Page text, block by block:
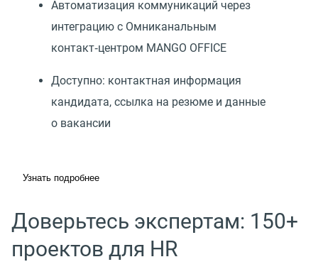
Автоматизация коммуникаций через
интеграцию с Омниканальным
контакт‑центром MANGO OFFICE
Доступно: контактная информация
кандидата, ссылка на резюме и данные
о вакансии
Узнать подробнее
Доверьтесь экспертам: 150+
проектов для HR